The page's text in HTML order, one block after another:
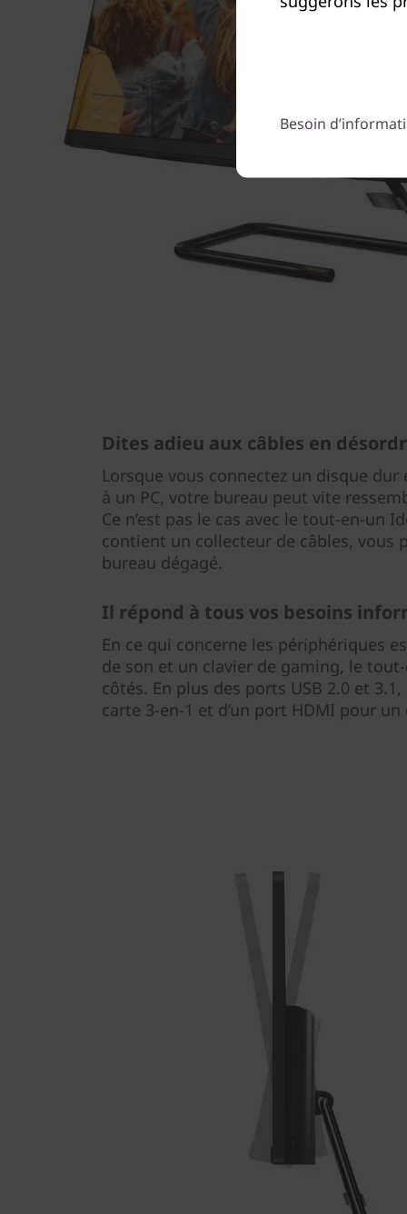
Dites adieu aux câbles en
Lorsque vous connectez un disque dur
à un PC, votre bureau peut vite
Ce n’est pas le cas avec le tout-en-un
contient un collecteur de câbles, vous
bureau dégagé.
Il répond à tous vos besoins
En ce qui concerne les périphériques
de son et un clavier de gaming, le
côtés. En plus des ports USB 2.0 et
carte 3-en-1 et d’un port HDMI pour
Besoin